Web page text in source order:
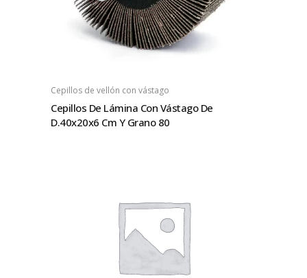
Cepillos de vellón con vástago
Cepillos De Lámina Con Vástago De
D.40x20x6 Cm Y Grano 80